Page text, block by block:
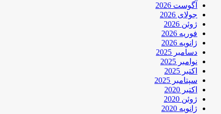
آگوست 2026
جولای 2026
ژوئن 2026
فوریه 2026
ژانویه 2026
دسامبر 2025
نوامبر 2025
اکتبر 2025
سپتامبر 2025
اکتبر 2020
ژوئن 2020
ژانویه 2020